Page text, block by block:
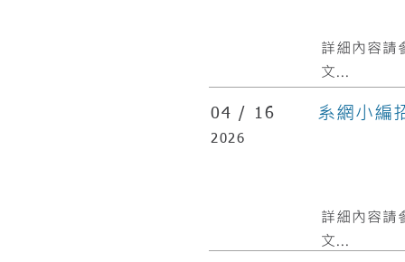
詳細內容請
文...
04 / 16
2026
系網小編
詳細內容請
文...